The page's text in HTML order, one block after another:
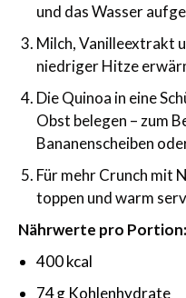
und das Wasser
Milch, Vanilleextrakt
niedriger Hitze
Die Quinoa in eine
Obst belegen – zum
Bananenscheiben
Für mehr Crunch mit
toppen und warm
Nährwerte pro Portion:
400 kcal
74 g Kohlenhydrate